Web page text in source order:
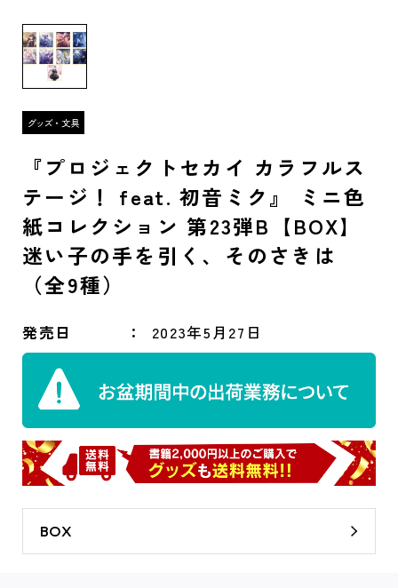
『プロジェクトセカイ カラフルス
テージ！ feat. 初音ミク』 ミニ色
紙コレクション 第23弾B【BOX】
迷い子の手を引く、そのさきは
（全9種）
発売日 2023年5月27日
BOX